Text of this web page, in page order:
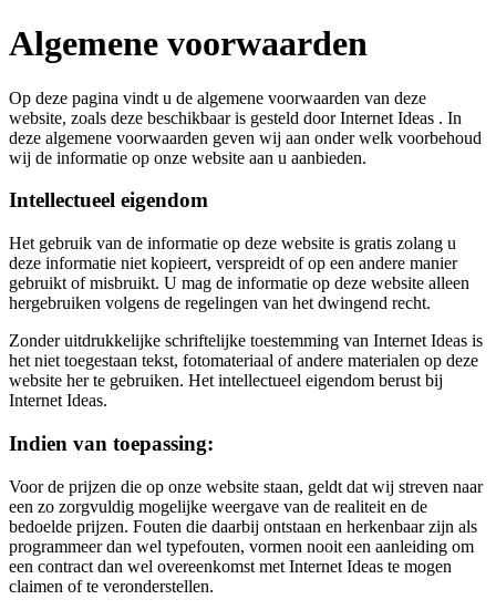
Algemene voorwaarden
Op deze pagina vindt u de algemene voorwaarden van deze
website, zoals deze beschikbaar is gesteld door Internet Ideas . In
deze algemene voorwaarden geven wij aan onder welk voorbehoud
wij de informatie op onze website aan u aanbieden.
Intellectueel eigendom
Het gebruik van de informatie op deze website is gratis zolang u
deze informatie niet kopieert, verspreidt of op een andere manier
gebruikt of misbruikt. U mag de informatie op deze website alleen
hergebruiken volgens de regelingen van het dwingend recht.
Zonder uitdrukkelijke schriftelijke toestemming van Internet Ideas is
het niet toegestaan tekst, fotomateriaal of andere materialen op deze
website her te gebruiken. Het intellectueel eigendom berust bij
Internet Ideas.
Indien van toepassing:
Voor de prijzen die op onze website staan, geldt dat wij streven naar
een zo zorgvuldig mogelijke weergave van de realiteit en de
bedoelde prijzen. Fouten die daarbij ontstaan en herkenbaar zijn als
programmeer dan wel typefouten, vormen nooit een aanleiding om
een contract dan wel overeenkomst met Internet Ideas te mogen
claimen of te veronderstellen.